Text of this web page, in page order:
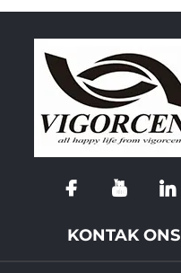
KONTAK ONS